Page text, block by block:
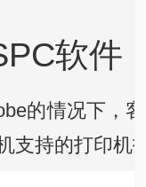
软件
的情况下，
支持的打印机